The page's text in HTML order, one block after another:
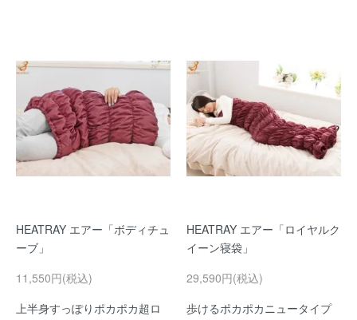
HEATRAY エアー「ボディチュ
ーブ」
11,550円(税込)
上半身すっぽりポカポカ超ロ
HEATRAY エアー「ロイヤルク
イーン寝袋」
29,590円(税込)
歩けるポカポカニュータイプ